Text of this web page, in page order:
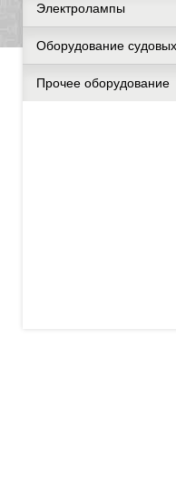
Электролампы
Оборудование
Прочее оборудование